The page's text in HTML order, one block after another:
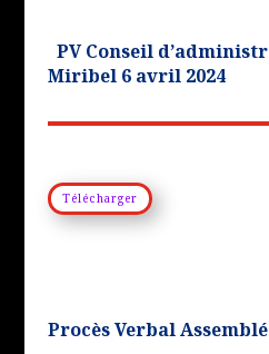
PV Conseil
Miribel 6 avril 2024
Télécharger
Procès Verbal